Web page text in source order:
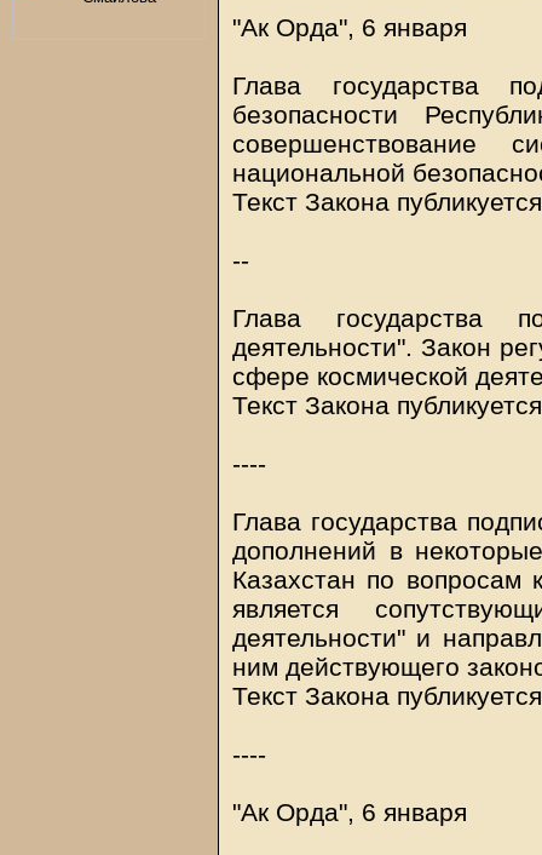
"Ак Орда", 6 января
Глава государства
безопасности
совершенствование
национальной
Текст Закона
--
Глава государства
деятельности". Закон
сфере космической
Текст Закона
----
Глава государства
дополнений в
Казахстан по вопросам
является
деятельности" и
ним действующего
Текст Закона
----
"Ак Орда", 6 января